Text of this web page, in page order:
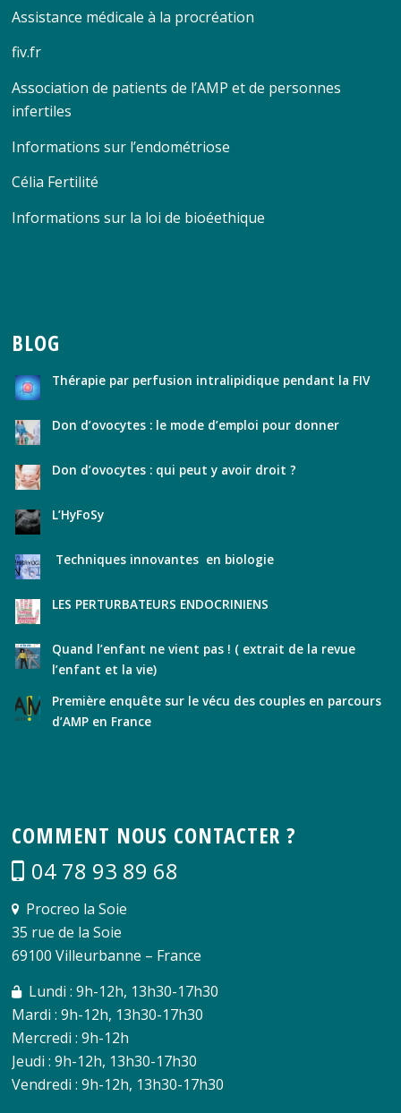
Assistance médicale à la procréation
fiv.fr
Association de patients de l’AMP et de personnes
infertiles
Informations sur l’endométriose
Célia Fertilité
Informations sur la loi de bioéethique
BLOG
Thérapie par perfusion intralipidique pendant la FIV
Don d’ovocytes : le mode d’emploi pour donner
Don d’ovocytes : qui peut y avoir droit ?
L’HyFoSy
Techniques innovantes en biologie
LES PERTURBATEURS ENDOCRINIENS
Quand l’enfant ne vient pas ! ( extrait de la revue
l’enfant et la vie)
Première enquête sur le vécu des couples en parcours
d’AMP en France
COMMENT NOUS CONTACTER ?
04 78 93 89 68
Procreo la Soie
35 rue de la Soie
69100 Villeurbanne – France
Lundi : 9h-12h, 13h30-17h30
Mardi : 9h-12h, 13h30-17h30
Mercredi : 9h-12h
Jeudi : 9h-12h, 13h30-17h30
Vendredi : 9h-12h, 13h30-17h30